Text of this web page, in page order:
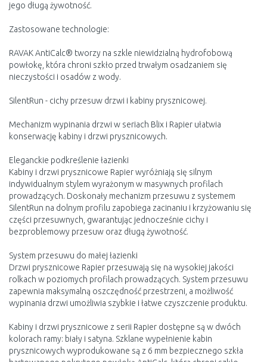
jego długą żywotność.
Zastosowane technologie:
RAVAK AntiCalc® tworzy na szkle niewidzialną hydrofobową
powłokę, która chroni szkło przed trwałym osadzaniem się
nieczystości i osadów z wody.
SilentRun - cichy przesuw drzwi i kabiny prysznicowej.
Mechanizm wypinania drzwi w seriach Blix i Rapier ułatwia
konserwację kabiny i drzwi prysznicowych.
Eleganckie podkreślenie łazienki
Kabiny i drzwi prysznicowe Rapier wyróżniają się silnym
indywidualnym stylem wyrażonym w masywnych profilach
prowadzących. Doskonały mechanizm przesuwu z systemem
SilentRun na dolnym profilu zapobiega zacinaniu i krzyżowaniu się
części przesuwnych, gwarantując jednocześnie cichy i
bezproblemowy przesuw oraz długą żywotność.
System przesuwu do małej łazienki
Drzwi prysznicowe Rapier przesuwają się na wysokiej jakości
rolkach w poziomych profilach prowadzących. System przesuwu
zapewnia maksymalną oszczędność przestrzeni, a możliwość
wypinania drzwi umożliwia szybkie i łatwe czyszczenie produktu.
Kabiny i drzwi prysznicowe z serii Rapier dostępne są w dwóch
kolorach ramy: biały i satyna. Szklane wypełnienie kabin
prysznicowych wyprodukowane są z 6 mm bezpiecznego szkła